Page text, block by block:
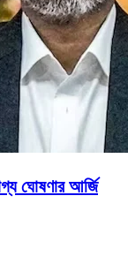
ঘোষণার আর্জি